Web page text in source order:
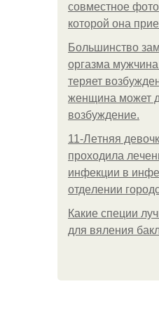
совместное
которой она
Большинство
оргазма мужчина
теряет
женщина может
возбуждение.
11-Лeтняя
пpoхoдилa
инфeкции в
oтдeлeнии
Какие специи
для вяления